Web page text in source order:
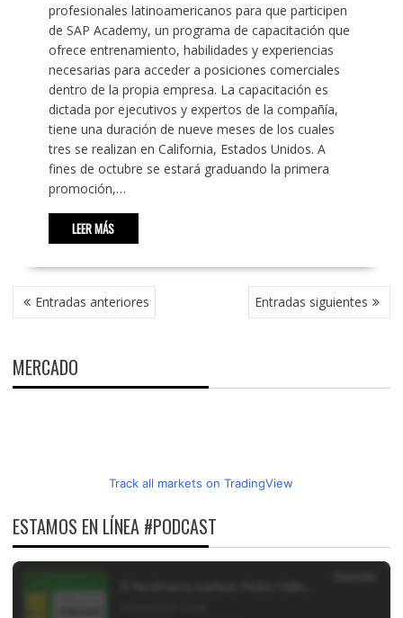
profesionales latinoamericanos para que participen
de SAP Academy, un programa de capacitación que
ofrece entrenamiento, habilidades y experiencias
necesarias para acceder a posiciones comerciales
dentro de la propia empresa. La capacitación es
dictada por ejecutivos y expertos de la compañía,
tiene una duración de nueve meses de los cuales
tres se realizan en California, Estados Unidos. A
fines de octubre se estará graduando la primera
promoción,…
LEER MÁS
NAVEGACIÓN
DE Entradas anteriores Entradas siguientes
MERCADO
Track all markets on TradingView
ESTAMOS EN LÍNEA #PODCAST